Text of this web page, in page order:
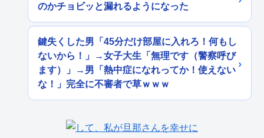
のかチョビッと漏れるようになった
鍵失くした男「45分だけ部屋に入れろ！何もし
ないから！」→女子大生「無理です（警察呼び
ます）」→男「熱中症になれってか！使えない
な！」完全に不審者で草ｗｗｗ